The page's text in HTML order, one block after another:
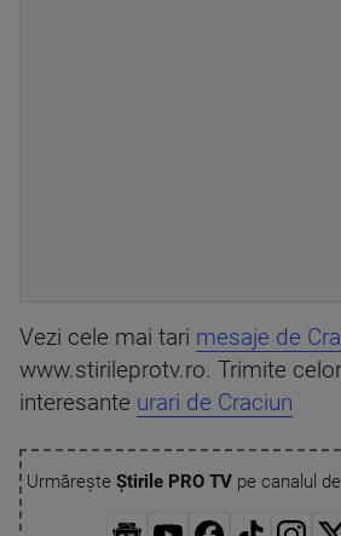
Vezi cele mai tari mesaje de
www.stirileprotv.ro. Trimite
interesante urari de Craciun
Urmărește Știrile PRO TVpe canalul